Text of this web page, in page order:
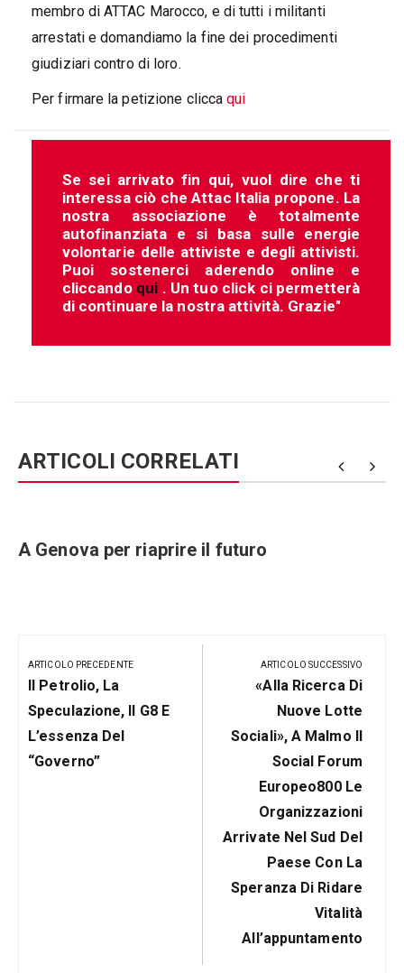
membro di ATTAC Marocco, e di tutti i militanti
arrestati e domandiamo la fine dei procedimenti
giudiziari contro di loro.
Per firmare la petizione cliccaqui
Se sei arrivato fin qui, vuol dire che ti
interessa ciò che Attac Italia propone. La
nostra associazione è totalmente
autofinanziata e si basa sulle energie
volontarie delle attiviste e degli attivisti.
Puoi sostenerci aderendo online e
cliccando qui . Un tuo click ci permetterà
di continuare la nostra attività. Grazie"
ARTICOLI CORRELATI
A Genova per riaprire il futuro
articoli
ARTICOLO PRECEDENTE
Articolo
Precedente:
Il Petrolio, La
Speculazione, Il G8 E
L’essenza Del
“governo”
ARTICOLO SUCCESSIVO
Prossimo
Post
«Alla Ricerca Di
Nuove Lotte
Sociali», A Malmo Il
Social Forum
Europeo800 Le
Organizzazioni
Arrivate Nel Sud Del
Paese Con La
Speranza Di Ridare
Vitalità
All’appuntamento